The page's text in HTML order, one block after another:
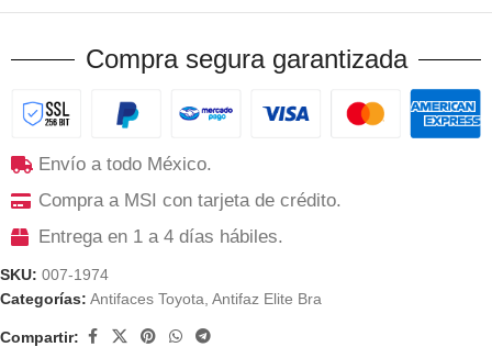
Compra segura garantizada
Envío a todo México.
Compra a MSI con tarjeta de crédito.
Entrega en 1 a 4 días hábiles.
SKU: 007-1974
Categorías: Antifaces Toyota Antifaz Elite Bra
Compartir: